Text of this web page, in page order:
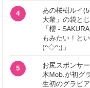
4
あの桜樹ルイ
大衆」の袋と
「櫻 -
もみたい！と
(^◇^;)」
5
お尻スポンサ
木Mob.が初グ
生初のグラビ